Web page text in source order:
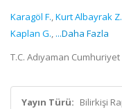
Karagöl F.,Kurt Albayrak
Kaplan G., ...Daha Fazla
T.C. Adıyaman Cumhuriyet
Yayın Türü: Bilirkişi